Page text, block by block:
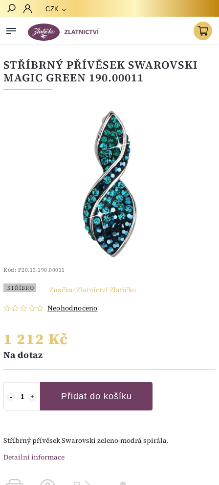
CZK
STŘÍBRNÝ PŘÍVĚSEK SWAROVSKI
MAGIC GREEN 190.00011
Kód: P20.13.190.00011
STŘÍBRO
Neohodnoceno
Značka: Zlatnictví Zlatíčko
1 212 Kč
Na dotaz
Přidat do košíku
Stříbrný přívěsek Swarovski zeleno-modrá spirála.
Detailní informace